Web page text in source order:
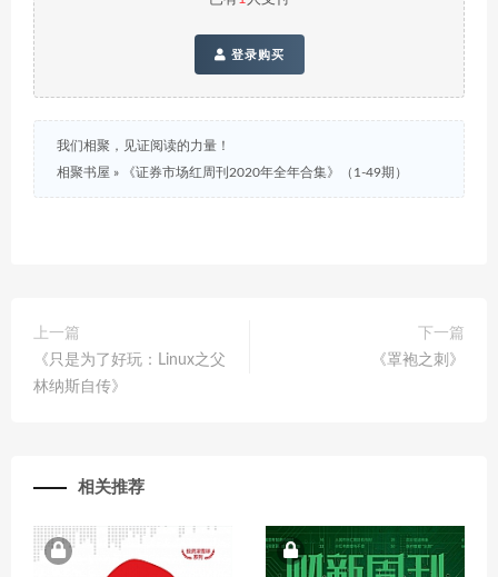
登录购买
我们相聚，见证阅读的力量！
相聚书屋 » 《证券市场红周刊2020年全年合集》（1-49期）
上一篇
《只是为了好玩：Linux之父
林纳斯自传》
下一篇
《罩袍之刺》
相关推荐